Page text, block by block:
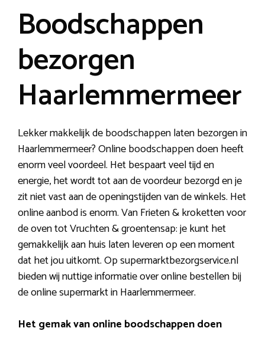
Boodschappen
bezorgen
Haarlemmermeer
Lekker makkelijk de boodschappen laten bezorgen in
Haarlemmermeer? Online boodschappen doen heeft
enorm veel voordeel. Het bespaart veel tijd en
energie, het wordt tot aan de voordeur bezorgd en je
zit niet vast aan de openingstijden van de winkels. Het
online aanbod is enorm. Van Frieten & kroketten voor
de oven tot Vruchten & groentensap: je kunt het
gemakkelijk aan huis laten leveren op een moment
dat het jou uitkomt. Op supermarktbezorgservice.nl
bieden wij nuttige informatie over online bestellen bij
de online supermarkt in Haarlemmermeer.
Het gemak van online boodschappen doen